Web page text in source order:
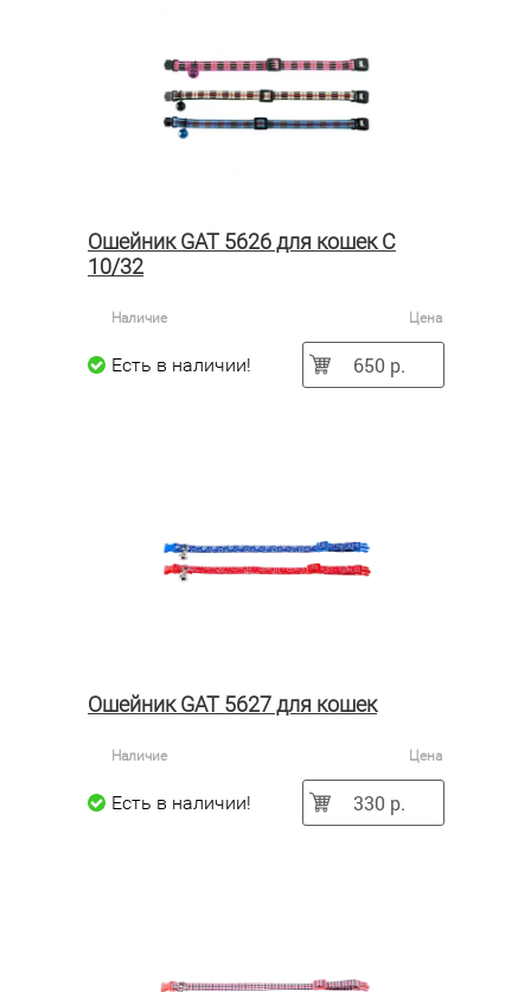
Ошейник GAT 5626 для кошек C
10/32
Наличие Цена
Есть в наличии! 650 р.
Ошейник GAT 5627 для кошек
Наличие Цена
Есть в наличии! 330 р.